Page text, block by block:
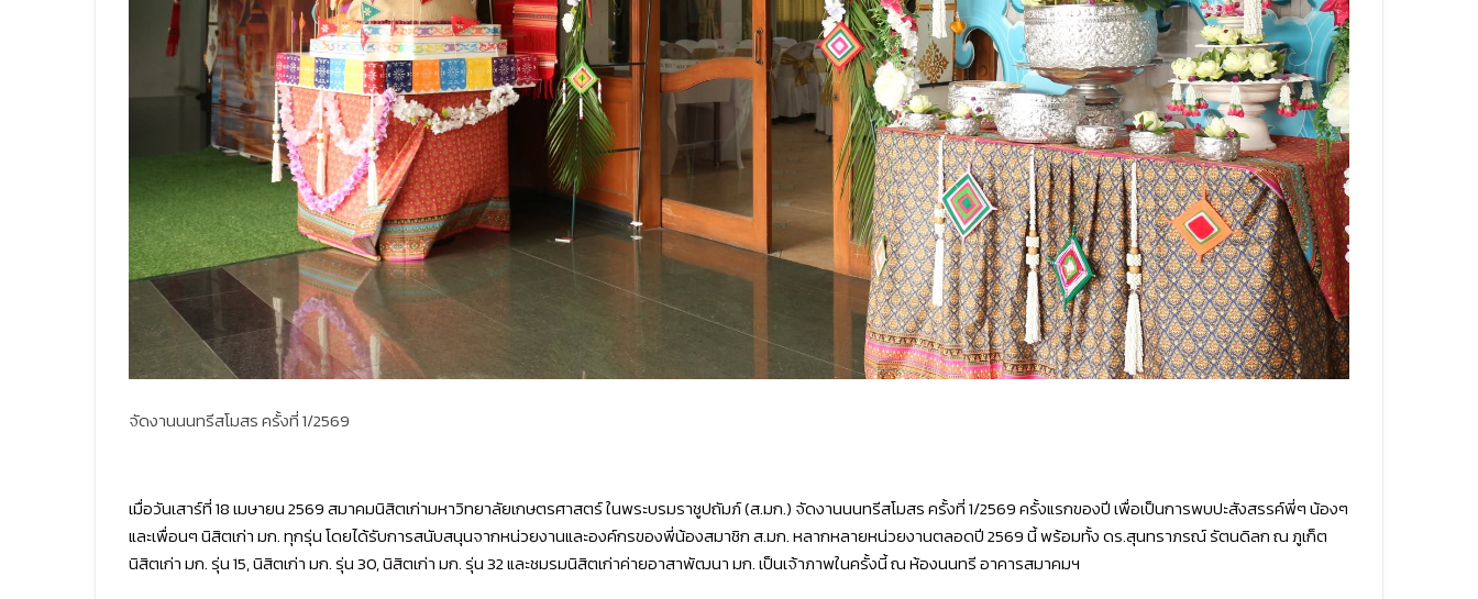
จัดงานนนทรีสโมสร ครั้งที่ 1/2569
เมื่อวันเสาร์ที่ 18 เมษายน 2569 สมาคมนิสิตเก่ามหาวิทยาลัยเกษตรศาสตร์ ในพระบรมราชูปถัมภ์ (ส.มก.) จัดงานนนทรีสโมสร ครั้งที่ 1/2569 ครั้งแรกของปี เพื่อเป็นการพบปะสังสรรค์พี่ๆ น้องๆ
และเพื่อนๆ นิสิตเก่า มก. ทุกรุ่น โดยได้รับการสนับสนุนจากหน่วยงานและองค์กรของพี่น้องสมาชิก ส.มก. หลากหลายหน่วยงานตลอดปี 2569 นี้ พร้อมทั้ง ดร.สุนทราภรณ์ รัตนดิลก ณ ภูเก็ต
นิสิตเก่า มก. รุ่น 15, นิสิตเก่า มก. รุ่น 30, นิสิตเก่า มก. รุ่น 32 และชมรมนิสิตเก่าค่ายอาสาพัฒนา มก. เป็นเจ้าภาพในครั้งนี้ ณ ห้องนนทรี อาคารสมาคมฯ